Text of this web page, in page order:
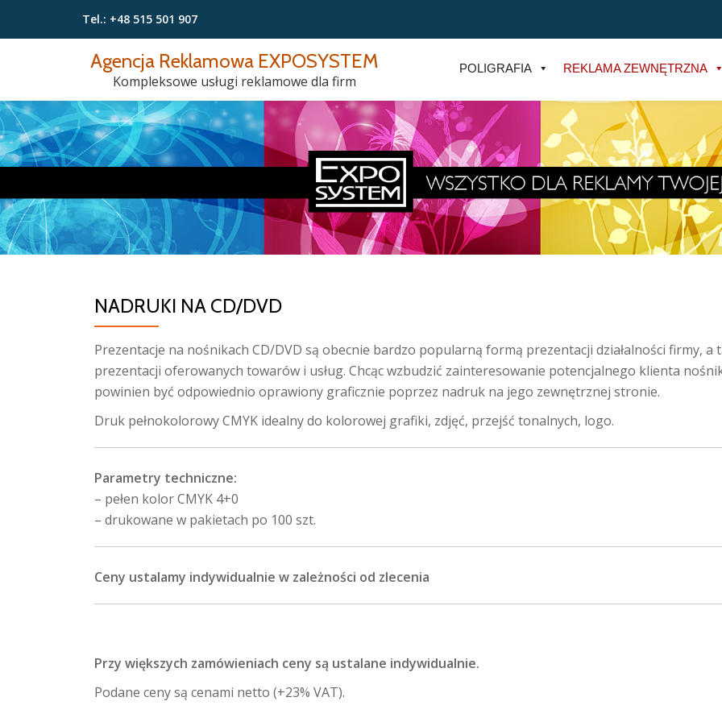
Przeskocz
Tel.: +48 515 501 907
Agencja Reklamowa EXPOSYSTEM
Kompleksowe usługi reklamowe dla firm
POLIGRAFIA REKLAMA ZEWNĘTRZNA
NADRUKI NA CD/DVD
Prezentacje na nośnikach CD/DVD są obecnie bardzo popularną formą prezentacji działalności firmy, a
prezentacji oferowanych towarów i usług. Chcąc wzbudzić zainteresowanie potencjalnego klienta
powinien być odpowiednio oprawiony graficznie poprzez nadruk na jego zewnętrznej stronie.
Druk pełnokolorowy CMYK idealny do kolorowej grafiki, zdjęć, przejść tonalnych, logo.
Parametry techniczne:
– pełen kolor CMYK 4+0
– drukowane w pakietach po 100 szt.
Ceny ustalamy indywidualnie w zależności od zlecenia
Przy większych zamówieniach ceny są ustalane indywidualnie.
Podane ceny są cenami netto (+23% VAT).